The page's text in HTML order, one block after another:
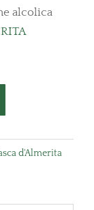
alcolica
d'Almerita